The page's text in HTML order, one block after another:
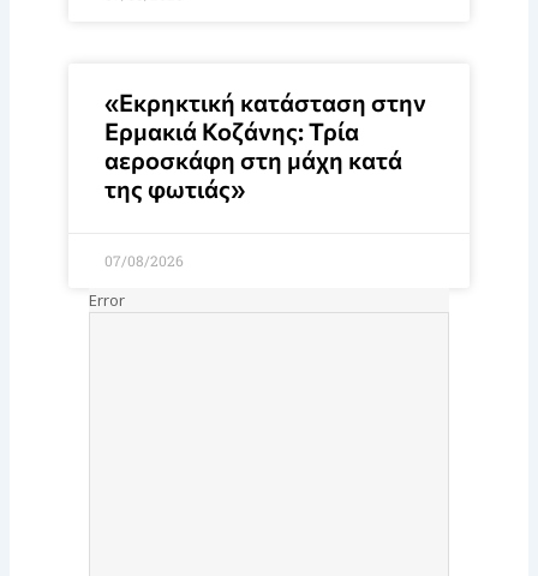
«Εκρηκτική κατάσταση στην
Ερμακιά Κοζάνης: Τρία
αεροσκάφη στη μάχη κατά
της φωτιάς»
07/08/2026